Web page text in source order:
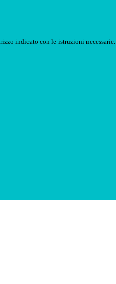
indicato con le istruzioni necessarie.